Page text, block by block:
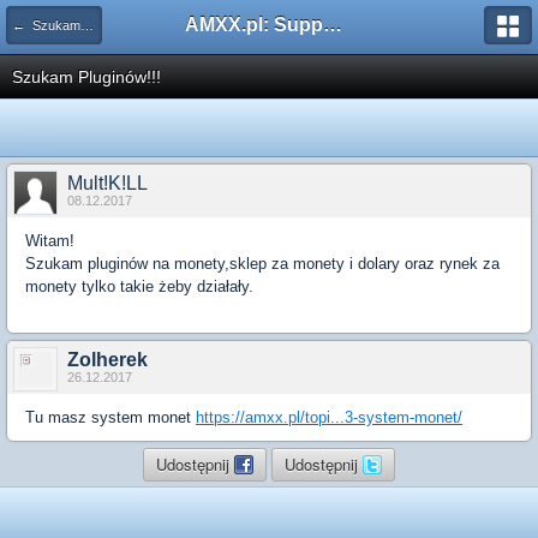
← Szukam pluginu AMXX.pl: Support AMX Mod X i SourceMod
Szukam Pluginów!!!
Mult!K!LL
08.12.2017
Witam!
Szukam pluginów na monety,sklep za monety i dolary oraz rynek za
monety tylko takie żeby działały.
Zolherek
26.12.2017
Tu masz system monet https://amxx.pl/topi...3-system-monet/
Udostępnij Udostępnij